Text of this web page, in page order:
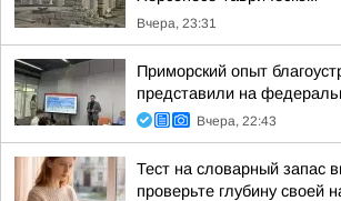
Вчера, 23:31
Приморский опыт
представили на
Вчера, 22:43
Тест на словарный запас
проверьте глубину своей